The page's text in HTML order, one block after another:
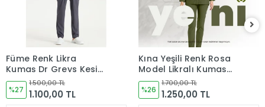
Füme Renk Likra
Kumaş Dr Greys Kesim
Takım Forma
%27
1.500,00 TL
1.100,00 TL
Kına Yeşili Renk Rosa
Model Likralı Kumaş
Tek Renk Takım Forma
%26
1.700,00 TL
1.250,00 TL